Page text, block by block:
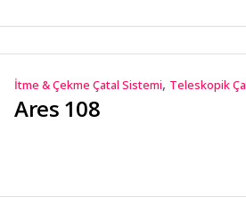
İtme & Çekme Çatal Sistemi, Teleskopik
Ares 108